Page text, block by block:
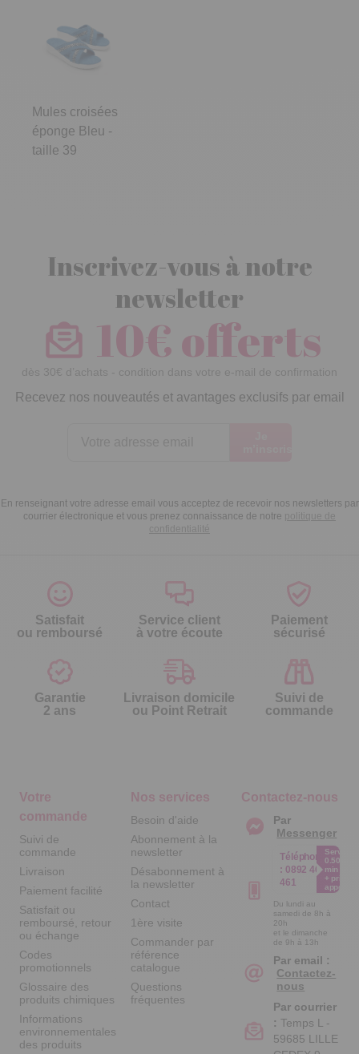
Mules croisées
éponge Bleu -
taille 39
Inscrivez-vous à notre
newsletter
10€ offerts
dès 30€ d’achats - condition dans votre e-mail de confirmation
Recevez nos nouveautés et avantages exclusifs par email
En renseignant votre adresse email vous acceptez de recevoir nos newsletters par
courrier électronique et vous prenez connaissance de notre politique de
confidentialité
Satisfait
ou remboursé
Service client
à votre écoute
Paiement
sécurisé
Garantie
2 ans
Livraison domicile
ou Point Retrait
Suivi de
commande
Votre
commande
Suivi de
commande
Livraison
Paiement facilité
Satisfait ou
remboursé, retour
ou échange
Codes
promotionnels
Glossaire des
produits chimiques
Informations
environnementales
des produits
Nos services
Besoin d'aide
Abonnement à la
newsletter
Désabonnement à
la newsletter
Contact
1ère visite
Commander par
référence
catalogue
Questions
fréquentes
Contactez-nous
Par
Messenger
Téléphone
: 0892 461
461
Service
0.50€ /
min
+ prix
appel
Du lundi au
samedi de 8h à
20h
et le dimanche
de 9h à 13h
Par email :
Contactez-
nous
Par courrier
: Temps L -
59685 LILLE